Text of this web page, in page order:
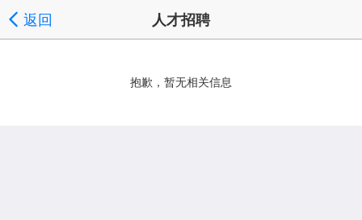
返回 人才招聘
抱歉，暂无相关信息